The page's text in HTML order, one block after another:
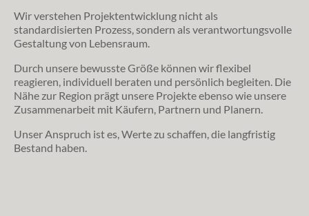
Wir verstehen Projektentwicklung nicht als
standardisierten Prozess, sondern als verantwortungsvolle
Gestaltung von Lebensraum.
Durch unsere bewusste Größe können wir flexibel
reagieren, individuell beraten und persönlich begleiten. Die
Nähe zur Region prägt unsere Projekte ebenso wie unsere
Zusammenarbeit mit Käufern, Partnern und Planern.
Unser Anspruch ist es, Werte zu schaffen, die langfristig
Bestand haben.